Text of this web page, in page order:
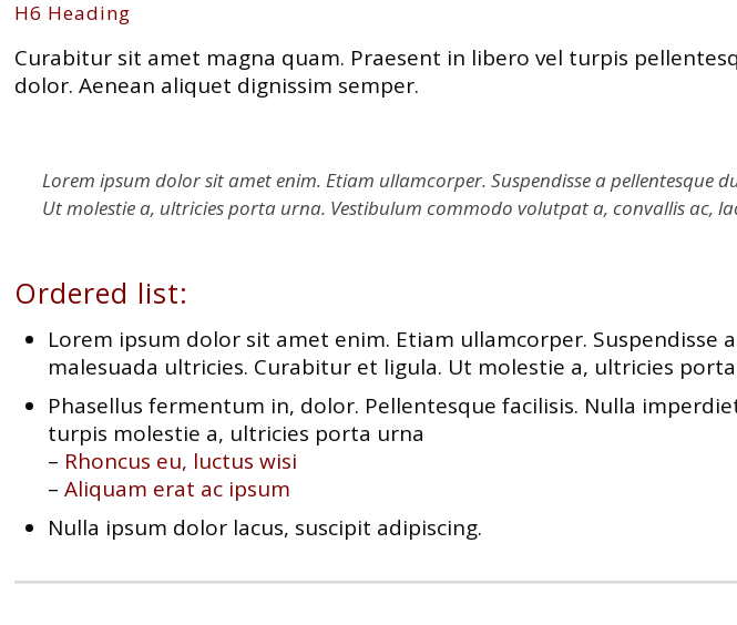
H6 Heading
Curabitur sit amet magna quam. Praesent in libero vel turpis
dolor. Aenean aliquet dignissim semper.
Lorem ipsum dolor sit amet enim. Etiam ullamcorper. Suspendisse a pellentesque
Ut molestie a, ultricies porta urna. Vestibulum commodo volutpat a, convallis ac,
Ordered list:
Lorem ipsum dolor sit amet enim. Etiam ullamcorper. Suspendisse
malesuada ultricies. Curabitur et ligula. Ut molestie a, ultricies
Phasellus fermentum in, dolor. Pellentesque facilisis. Nulla
turpis molestie a, ultricies porta urna
– Rhoncus eu, luctus wisi
–Aliquam erat ac ipsum
Nulla ipsum dolor lacus, suscipit adipiscing.